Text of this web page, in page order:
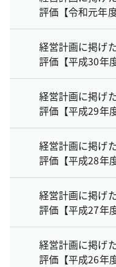
評価【令和元年度
経営計画に掲げ
評価【平成30年
経営計画に掲げ
評価【平成29年
経営計画に掲げ
評価【平成28年
経営計画に掲げ
評価【平成27年
経営計画に掲げ
評価【平成26年